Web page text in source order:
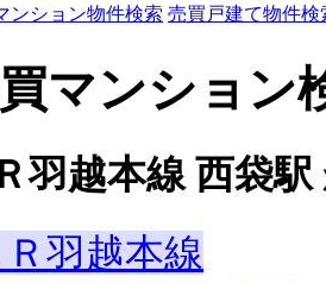
ンション物件検索 売買戸建て物件検
マンション
羽越本線 西袋
Ｒ羽越本線